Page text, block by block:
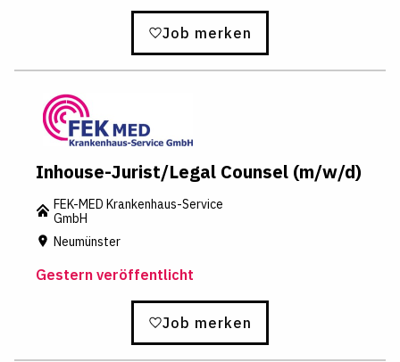
Job merken
Inhouse-Jurist/Legal Counsel (m/w/d)
FEK-MED Krankenhaus-Service
GmbH
Neumünster
Gestern veröffentlicht
Job merken